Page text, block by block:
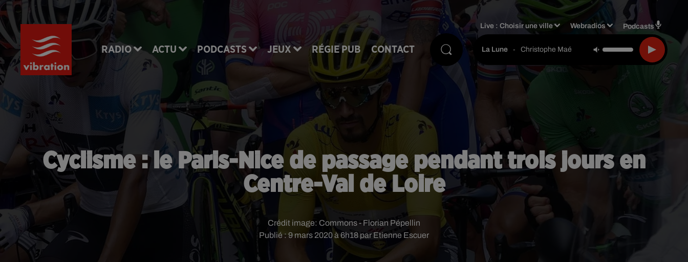
RADIO ACTU PODCASTS JEUX RÉGIE PUB CONTACT
Live :Choisir une ville Webradios Podcasts
La Lune - Christophe Maé
Cyclisme : le Paris-Nice de passage pendant trois jours en
Centre-Val de Loire
Publié : 9 mars 2020 à 6h18 par Etienne Escuer
Crédit image: Commons - Florian Pépellin